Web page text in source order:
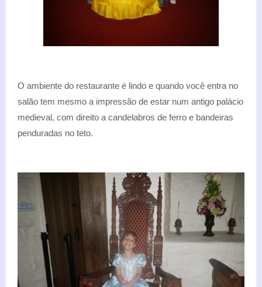
O ambiente do restaurante é lindo e quando você entra no
salão tem mesmo a impressão de estar num antigo palácio
medieval, com direito a candelabros de ferro e bandeiras
penduradas no teto.